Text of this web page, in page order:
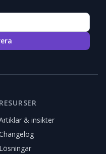
RESURSER
& insikter
Lösningar